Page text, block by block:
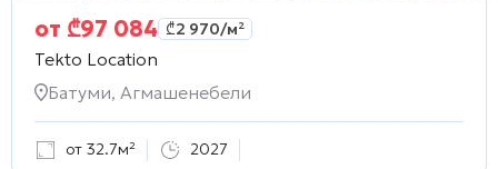
от ₾97 084 ₾2 970/м²
Tekto Location
Батуми, Агмашенебели
от 32.7м² 2027